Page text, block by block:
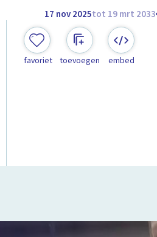
17 nov 2025tot 19 mrt 2033
favoriet toevoegen embed